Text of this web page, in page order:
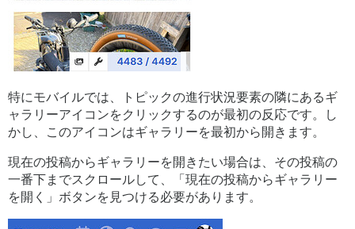
特にモバイルでは、トピックの進行状況要素の隣にあるギ
ャラリーアイコンをクリックするのが最初の反応です。し
かし、このアイコンはギャラリーを最初から開きます。
現在の投稿からギャラリーを開きたい場合は、その投稿の
一番下までスクロールして、「現在の投稿からギャラリー
を開く」ボタンを見つける必要があります。